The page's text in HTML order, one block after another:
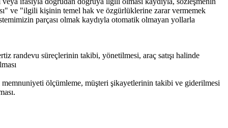
ve "ilgili kişinin temel hak ve özgürlüklerine zarar vermemek
parçası olmak kaydıyla otomatik olmayan yollarla
randevu süreçlerinin takibi, yönetilmesi, araç satışı halinde
ölçümleme, müşteri şikayetlerinin takibi ve giderilmesi